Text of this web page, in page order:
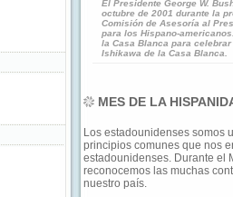
El Presidente George W.
octubre de 2001 durante la
Comisión de Asesoría al
para los Hispano-
la Casa Blanca para
Ishikawa de la Casa Blanca.
MES DE LA
Los estadounidenses somos
principios comunes que nos
estadounidenses. Durante el
reconocemos las muchas
nuestro país.